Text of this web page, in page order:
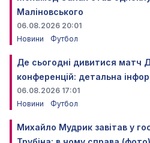
Маліновського
06.08.2026 20:01
Новини
Футбол
Де сьогодні дивитися матч
конференцій: детальна
06.08.2026 17:01
Новини
Футбол
Михайло Мудрик завітав у